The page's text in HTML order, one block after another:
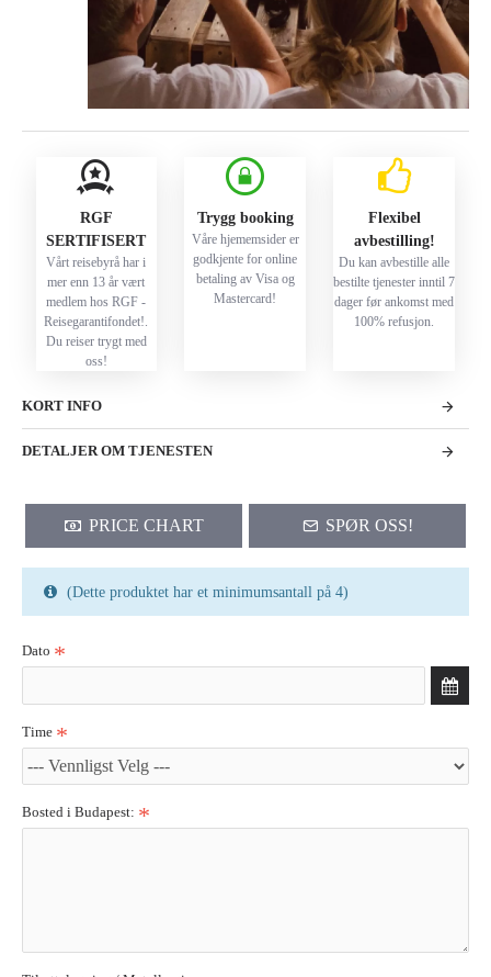
RGF
SERTIFISERT
Vårt reisebyrå har i
mer enn 13 år vært
medlem hos RGF -
Reisegarantifondet!.
Du reiser trygt med
oss!
Trygg booking
Våre hjememsider er
godkjente for online
betaling av Visa og
Mastercard!
Flexibel
avbestilling!
Du kan avbestille alle
bestilte tjenester inntil 7
dager før ankomst med
100% refusjon.
KORT INFO
DETALJER OM TJENESTEN
PRICE CHART SPØR OSS!
Dato
Time
Bosted i Budapest:
(Dette produktet har et minimumsantall på 4)